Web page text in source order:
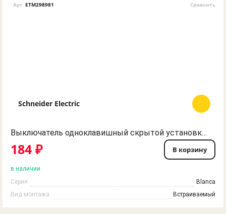
Арт ETM298981 Сравнить
Schneider Electric
Выключатель одноклавишный скрытой установки белый BLNVS010101 BLANCA Schneider Electric
184 ₽ В корзину
в наличии
Серия
Blanca
Вид монтажа
Встраиваемый